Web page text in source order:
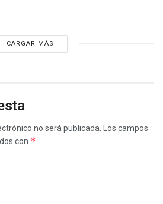
CARGAR MÁS
no será publicada.
Los campos
con *